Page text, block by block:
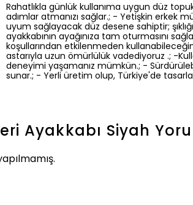
Rahatlıkla günlük kullanıma uygun düz
adımlar atmanızı sağlar.; - Yetişkin erkek
uyum sağlayacak düz desene sahiptir;
ayakkabının ayağınıza tam oturmasını
koşullarından etkilenmeden
astarıyla uzun ömürlülük vadediyoruz .; -
deneyimi yaşamanız mümkün.; -
sunar.; - Yerli üretim olup, Türkiye'de
Ayakkabı Siyah